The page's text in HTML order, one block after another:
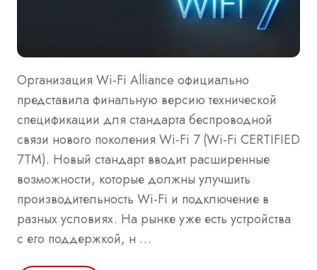
Организация Wi-Fi Alliance официально
представила финальную версию технической
спецификации для стандарта беспроводной
связи нового поколения Wi-Fi 7 (Wi-Fi CERTIFIED
7TM). Новый стандарт вводит расширенные
возможности, которые должны улучшить
производительность Wi-Fi и подключение в
разных условиях. На рынке уже есть устройства
с его поддержкой, н …